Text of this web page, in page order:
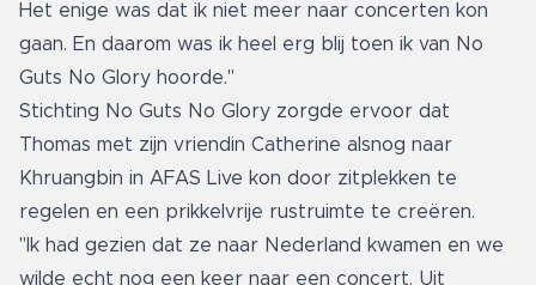
Het enige was dat ik niet meer naar concerten kon
gaan. En daarom was ik heel erg blij toen ik van No
Guts No Glory hoorde."
Stichting No Guts No Glory zorgde ervoor dat
Thomas met zijn vriendin Catherine alsnog naar
Khruangbin in AFAS Live kon door zitplekken te
regelen en een prikkelvrije rustruimte te creëren.
"Ik had gezien dat ze naar Nederland kwamen en we
wilde echt nog een keer naar een concert. Uit